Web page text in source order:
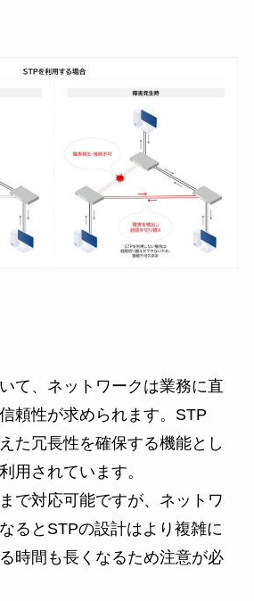
て、ネットワークは業務に直
頼性が求められます。STP
た冗長性を確保する機能とし
用されています。
で対応可能ですが、ネットワ
るとSTPの設計はより複雑に
時間も長くなるため注意が必